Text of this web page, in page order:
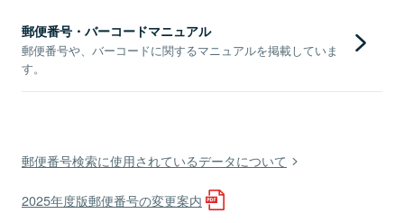
郵便番号・バーコードマニュアル
郵便番号や、バーコードに関するマニュアルを掲載していま
す。
郵便番号検索に使用されているデータについて
2025年度版郵便番号の変更案内